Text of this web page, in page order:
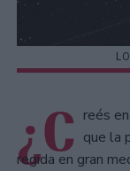
¿C reés
que la
regida en gran